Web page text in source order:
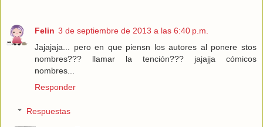
Felin 3 de septiembre de 2013 a las 6:40 p.m.
Jajajaja... pero en que piensn los autores al ponere stos
nombres??? llamar la tención??? jajajja cómicos
nombres...
Responder
Respuestas